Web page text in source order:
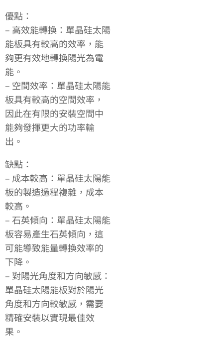
優點：
– 高效能轉換：單晶硅太陽
能板具有較高的效率，能
夠更有效地轉換陽光為電
能。
– 空間效率：單晶硅太陽能
板具有較高的空間效率，
因此在有限的安裝空間中
能夠發揮更大的功率輸
出。
缺點：
– 成本較高：單晶硅太陽能
板的製造過程複雜，成本
較高。
– 石英傾向：單晶硅太陽能
板容易產生石英傾向，這
可能導致能量轉換效率的
下降。
– 對陽光角度和方向敏感：
單晶硅太陽能板對於陽光
角度和方向較敏感，需要
精確安裝以實現最佳效
果。